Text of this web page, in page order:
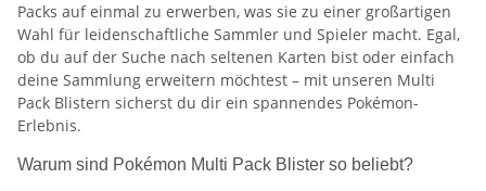
Packs auf einmal zu erwerben, was sie zu einer großartigen
Wahl für leidenschaftliche Sammler und Spieler macht. Egal,
ob du auf der Suche nach seltenen Karten bist oder einfach
deine Sammlung erweitern möchtest – mit unseren Multi
Pack Blistern sicherst du dir ein spannendes Pokémon-
Erlebnis.
Warum sind Pokémon Multi Pack Blister so beliebt?